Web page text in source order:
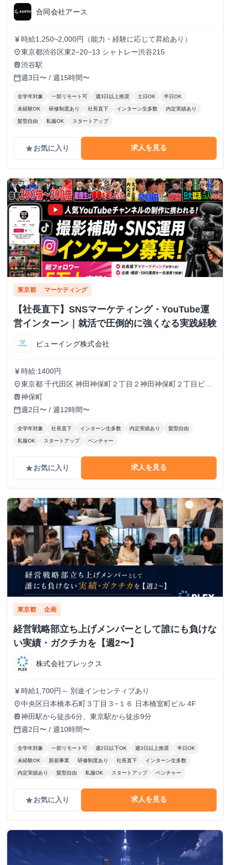
合同会社アース
currency_yen 時給1,250~2,000円（能力・経験に応じて昇給あり）
place東京都渋谷区東2−20−13 シャトレー渋谷215
train渋谷駅
calendar_today週3日〜 / 週15時間〜
全学年対象 一部リモート可 週3日以上推奨 土日OK 半日OK
未経験OK 研修制度あり 社長直下 インターン生多数 内定実績あり
髪型自由 私服OK スタートアップ
gradeお気に入り 求人を見る
東京都 マーケティング
【社長直下】SNSマーケティング・YouTube運
営インターン｜就活で圧倒的に強くなる実践経験
ビューイング株式会社
currency_yen 時給:1400円
place東京都 千代田区 神田神保町２丁目２神田神保町２丁目ビル
５０２号室
train神保町
calendar_today週2日〜 / 週12時間〜
全学年対象 社長直下 インターン生多数 内定実績あり 髪型自由
私服OK スタートアップ ベンチャー
gradeお気に入り 求人を見る
東京都 企画
経営戦略部立ち上げメンバーとして誰にも負けな
い実績・ガクチカを【週2〜】
株式会社プレックス
currency_yen 時給1,700円～ 別途インセンティブあり
place中央区日本橋本石町３丁目３−１６ 日本橋室町ビル 4F
train神田駅から徒歩6分、東京駅から徒歩9分
calendar_today週2日〜 / 週10時間〜
全学年対象 一部リモート可 週2日以下OK 週3日以上推奨 半日OK
未経験OK 新規事業 研修制度あり 社長直下 インターン生多数
内定実績あり 髪型自由 私服OK スタートアップ ベンチャー
gradeお気に入り 求人を見る